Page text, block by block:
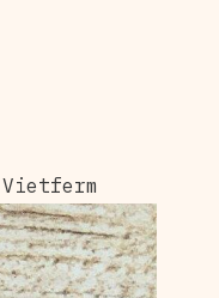
Vietferm